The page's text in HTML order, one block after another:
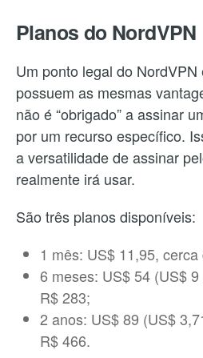
Planos do NordVPN
Um ponto legal do
possuem as mesmas
não é “obrigado” a assinar
por um recurso específico.
a versatilidade de assinar
realmente irá usar.
São três planos disponíveis:
1 mês: US$ 11,95,
6 meses: US$ 54 (US$
R$ 283;
2 anos: US$ 89 (US$
R$ 466.